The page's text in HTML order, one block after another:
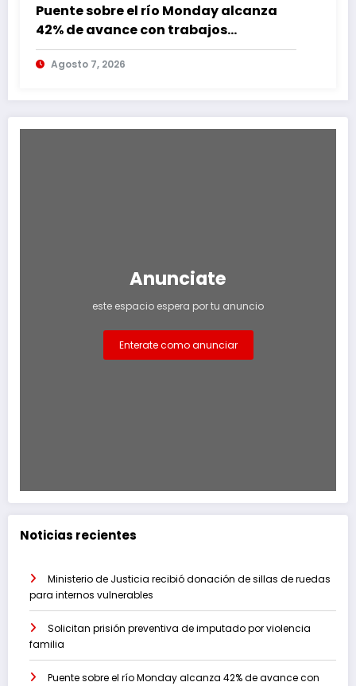
Puente sobre el río Monday alcanza
42% de avance con trabajos
continuos
Agosto 7, 2026
Anunciate
este espacio espera por tu anuncio
Enterate como anunciar
Noticias recientes
Ministerio de Justicia recibió donación de sillas de ruedas
para internos vulnerables
Solicitan prisión preventiva de imputado por violencia
familia
Puente sobre el río Monday alcanza 42% de avance con